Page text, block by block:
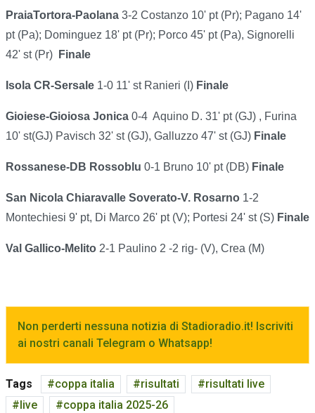
PraiaTortora-Paolana 3-2 Costanzo 10' pt (Pr); Pagano 14'
pt (Pa); Dominguez 18' pt (Pr); Porco 45' pt (Pa), Signorelli
42' st (Pr)
Finale
Isola CR-Sersale 1-0 11' st Ranieri (I) Finale
Gioiese-Gioiosa Jonica 0-4 Aquino D. 31' pt (GJ) , Furina
10' st(GJ) Pavisch 32' st (GJ), Galluzzo 47' st (GJ) Finale
Rossanese-DB Rossoblu 0-1 Bruno 10' pt (DB) Finale
San Nicola Chiaravalle Soverato-V. Rosarno 1-2
Montechiesi 9' pt, Di Marco 26' pt (V); Portesi 24' st (S) Finale
Val Gallico-Melito 2-1 Paulino 2 -2 rig- (V), Crea (M)
Non perderti nessuna notizia di Stadioradio.it! Iscriviti
ai nostri canali Telegram o Whatsapp!
Tags coppa italia risultati
risultati live
live
coppa italia 2025-26